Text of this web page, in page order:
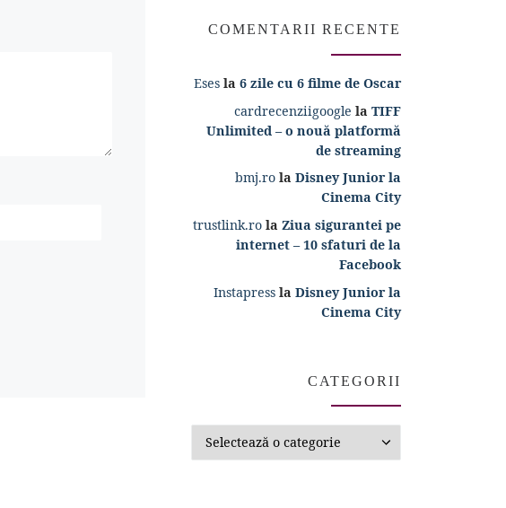
COMENTARII RECENTE
Eses la 6 zile cu 6 filme de Oscar
cardrecenziigoogle la TIFF
Unlimited – o nouă platformă
de streaming
bmj.ro la Disney Junior la
Cinema City
trustlink.ro la Ziua sigurantei pe
internet – 10 sfaturi de la
Facebook
Instapress la Disney Junior la
Cinema City
CATEGORII